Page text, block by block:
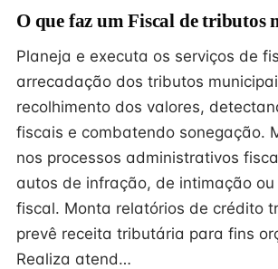
O que faz um Fiscal de tributos
Planeja e executa os serviços de
arrecadação dos tributos
recolhimento dos valores,
fiscais e combatendo sonegação.
nos processos administrativos
autos de infração, de intimação
fiscal. Monta relatórios de crédito
prevê receita tributária para fins
Realiza atend…